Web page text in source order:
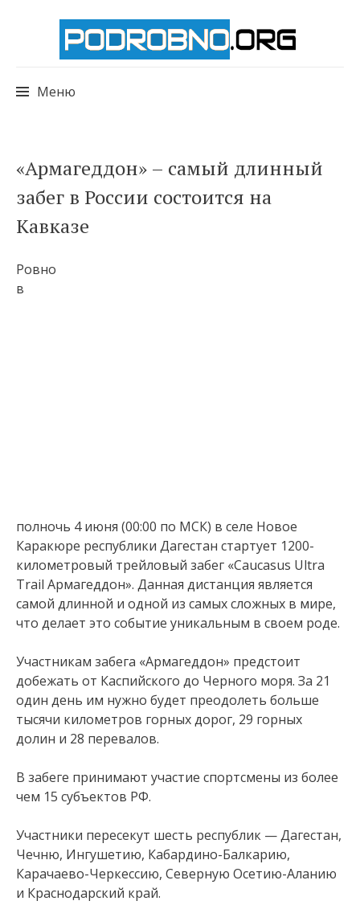
Меню
к
содержимому
«Армагеддон» – самый длинный
забег в России состоится на
Кавказе
Ровно
в
полночь 4 июня (00:00 по МСК) в селе Новое
Каракюре республики Дагестан стартует 1200-
километровый трейловый забег «Caucasus Ultra
Trail Армагеддон». Данная дистанция является
самой длинной и одной из самых сложных в мире,
что делает это событие уникальным в своем роде.
Участникам забега «Армагеддон» предстоит
добежать от Каспийского до Черного моря. За 21
один день им нужно будет преодолеть больше
тысячи километров горных дорог, 29 горных
долин и 28 перевалов.
В забеге принимают участие спортсмены из более
чем 15 субъектов РФ.
Участники пересекут шесть республик — Дагестан,
Чечню, Ингушетию, Кабардино-Балкарию,
Карачаево-Черкессию, Северную Осетию-Аланию
и Краснодарский край.